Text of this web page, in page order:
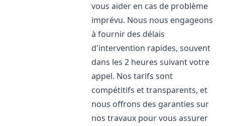
vous aider en cas de problème
imprévu. Nous nous engageons
à fournir des délais
d'intervention rapides, souvent
dans les 2 heures suivant votre
appel. Nos tarifs sont
compétitifs et transparents, et
nous offrons des garanties sur
nos travaux pour vous assurer